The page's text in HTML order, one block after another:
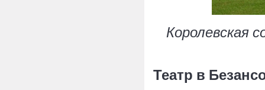
Королевская
Театр в